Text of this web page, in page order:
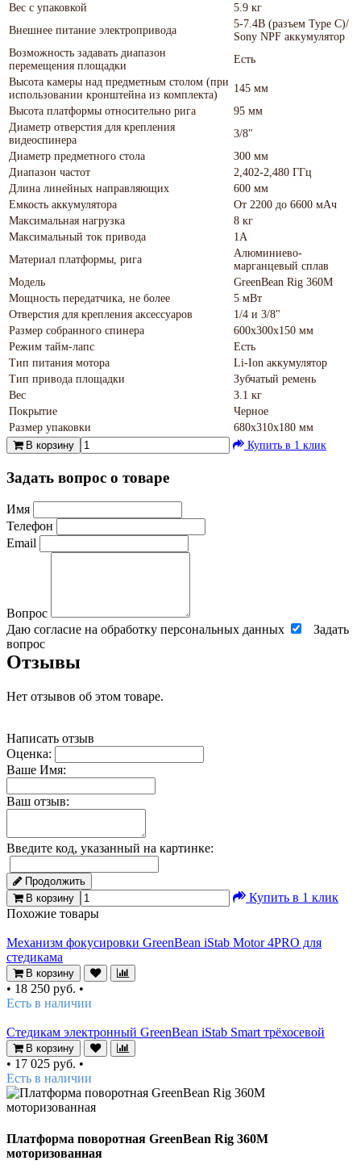
Вес с упаковкой
5.9 кг
Внешнее питание электропривода
5-7.4В (разъем Type C)/
Sony NPF аккумулятор
Возможность задавать диапазон
перемещения площадки
Есть
Высота камеры над предметным столом (при
использовании кронштейна из комплекта)
145 мм
Высота платформы относительно рига
95 мм
Диаметр отверстия для крепления
видеоспинера
3/8"
Диаметр предметного стола
300 мм
Диапазон частот
2,402-2,480 ГГц
Длина линейных направляющих
600 мм
Емкость аккумулятора
От 2200 до 6600 мАч
Максимальная нагрузка
8 кг
Максимальный ток привода
1А
Материал платформы, рига
Алюминиево-
марганцевый сплав
Модель
GreenBean Rig 360M
Мощность передатчика, не более
5 мВт
Отверстия для крепления аксессуаров
1/4 и 3/8"
Размер собранного спинера
600х300х150 мм
Режим тайм-лапс
Есть
Тип питания мотора
Li-Ion аккумулятор
Тип привода площадки
Зубчатый ремень
Вес
3.1 кг
Покрытие
Черное
Размер упаковки
680х310х180 мм
В корзину
Купить в 1 клик
Задать вопрос о товаре
Имя
Телефон
Email
Вопрос
Даю согласие на обработку персональных данных
Задать
вопрос
Отзывы
Нет отзывов об этом товаре.
Написать отзыв
Оценка:
Ваше Имя:
Ваш отзыв:
Введите код, указанный на картинке:
Продолжить
В корзину
Купить в 1 клик
Похожие товары
Механизм фокусировки GreenBean iStab Motor 4PRO для
стедикама
В корзину
• 18 250 руб. •
Есть в наличии
Стедикам электронный GreenBean iStab Smart трёхосевой
В корзину
• 17 025 руб. •
Есть в наличии
Платформа поворотная GreenBean Rig 360M
моторизованная